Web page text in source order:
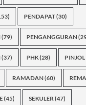
PENDAPAT(30)
(79) PENGANGGURAN
(37) PHK(28) PINJOL
RAMADAN(60)
(45) SEKULER(47)